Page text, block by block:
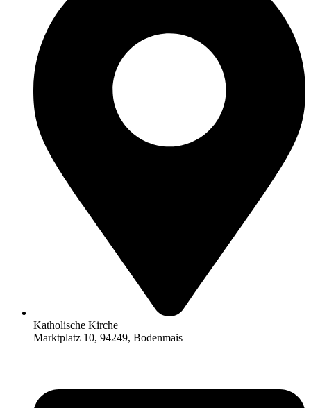
Katholische Kirche
Marktplatz 10, 94249, Bodenmais